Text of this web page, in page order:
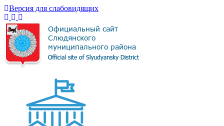
Версия для слабовидящих